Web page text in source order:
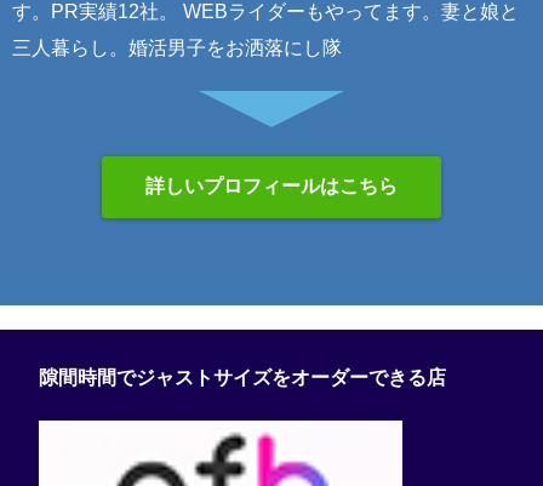
す。PR実績12社。 WEBライダーもやってます。妻と娘と
三人暮らし。婚活男子をお洒落にし隊
詳しいプロフィールはこちら
隙間時間でジャストサイズをオーダーできる店